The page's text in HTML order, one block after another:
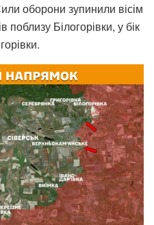
оборони зупинили вісім
поблизу Білогорівки, у бік